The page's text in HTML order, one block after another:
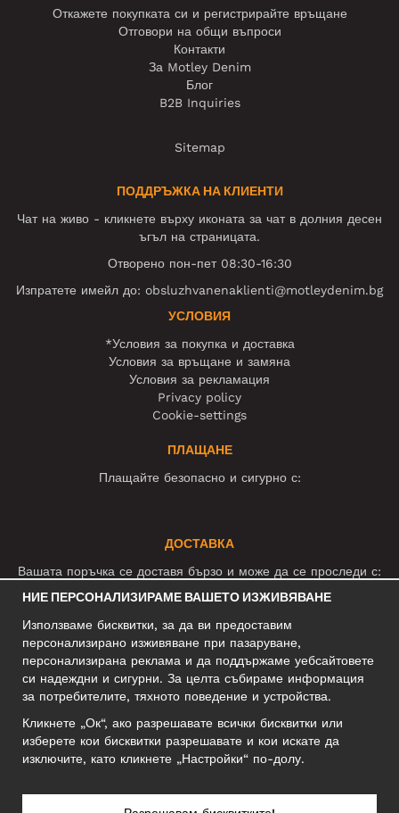
Откажете покупката си и регистрирайте връщане
Отговори на общи въпроси
Контакти
За Motley Denim
Блог
B2B Inquiries
Sitemap
ПОДДРЪЖКА НА КЛИЕНТИ
Чат на живо - кликнете върху иконата за чат в долния десен
ъгъл на страницата.
Отворено пон-пет 08:30-16:30
Изпратете имейл до: obsluzhvanenaklienti@motleydenim.bg
УСЛОВИЯ
*Условия за покупка и доставка
Условия за връщане и замяна
Условия за рекламация
Privacy policy
Cookie-settings
ПЛАЩАНЕ
Плащайте безопасно и сигурно с:
ДОСТАВКА
Вашата поръчка се доставя бързо и може да се проследи с:
СОЦИАЛНИ МРЕЖИ
БИЗНЕС АДРЕС
Motley Denim Europe OÜ
Narva mnt 5, EE-10117 Tallinn
Reg: 12356245
Внимание! Не връщайте продукти на този адрес!
НИЕ ПЕРСОНАЛИЗИРАМЕ ВАШЕТО ИЗЖИВЯВАНЕ
Използваме бисквитки, за да ви предоставим
персонализирано изживяване при пазаруване,
персонализирана реклама и да поддържаме уебсайтовете
си надеждни и сигурни. За целта събираме информация
за потребителите, тяхното поведение и устройства.
Кликнете „Ок“, ако разрешавате всички бисквитки или
изберете кои бисквитки разрешавате и кои искате да
изключите, като кликнете „Настройки“ по-долу.